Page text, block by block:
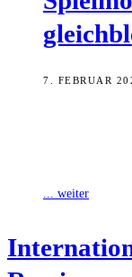
7. FEBRUAR
... weiter